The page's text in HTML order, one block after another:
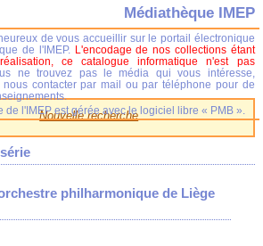
Nouvelle recherche
philharmonique de Liège
Médiathèque IMEP
de vous accueillir sur le portail électronique
de l'IMEP. L'encodage de nos collections étant
ce catalogue informatique n'est pas
ne trouvez pas le média qui vous intéresse,
contacter par mail ou par téléphone pour de
de l'IMEP est gérée avec le logiciel libre « PMB ».